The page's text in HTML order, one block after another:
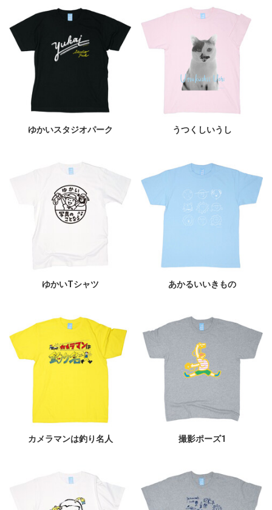
ゆかいスタジオパーク うつくしいうし
ゆかいTシャツ あかるいいきもの
カメラマンは釣り名人 撮影ポーズ1